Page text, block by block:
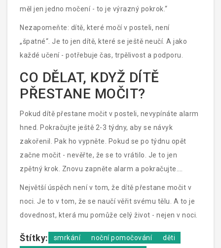
měl jen jedno močení - to je výrazný pokrok.“
Nezapomeňte: dítě, které močí v posteli, není
„špatné“. Je to jen dítě, které se ještě neučí. A jako
každé učení - potřebuje čas, trpělivost a podporu.
CO DĚLAT, KDYŽ DÍTĚ
PŘESTANE MOČIT?
Pokud dítě přestane močit v posteli, nevypínáte alarm
hned. Pokračujte ještě 2-3 týdny, aby se návyk
zakořenil. Pak ho vypněte. Pokud se po týdnu opět
začne močit - nevěřte, že se to vrátilo. Je to jen
zpětný krok. Znovu zapněte alarm a pokračujte.
Většina dětí se opět naučí během 1-2 týdnů.
Největší úspěch není v tom, že dítě přestane močit v
noci. Je to v tom, že se naučí věřit svému tělu. A to je
dovednost, která mu pomůže celý život - nejen v noci.
Štítky: smrkání noční pomočování
děti